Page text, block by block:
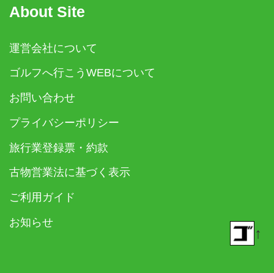
About Site
運営会社について
ゴルフへ行こうWEBについて
お問い合わせ
プライバシーポリシー
旅行業登録票・約款
古物営業法に基づく表示
ご利用ガイド
お知らせ
↑